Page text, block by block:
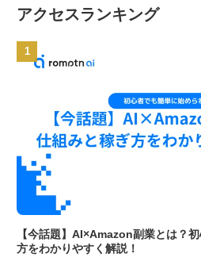
アクセスランキング
【今話題】AI×Amazon副業とは？
方をわかりやすく解説！